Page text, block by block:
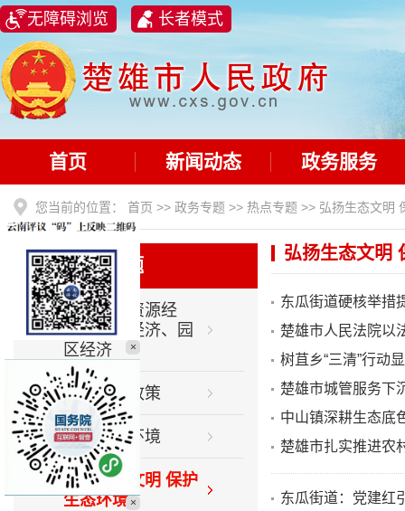
无障碍浏览 长者模式
首页 新闻动态 政务服务
您当前的位置： 首页 >> 政务专题 >> 热点专题 >> 弘扬生态文明
热点专题
大力发展资源经
济、开放经济、园
区经济
利企惠民政策
优化营商环境
弘扬生态文明 保护
生态环境
弘扬生态文明
东瓜街道硬核举措
楚雄市人民法院以
树苴乡“三清”行动
楚雄市城管服务下
中山镇深耕生态底
楚雄市扎实推进农
东瓜街道：党建红
×
×